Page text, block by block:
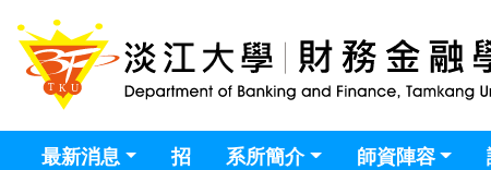
最新消息
招
系所簡介 師資陣容